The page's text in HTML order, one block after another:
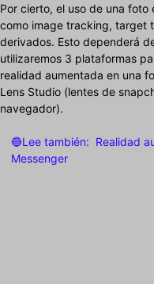
Por cierto, el uso de una
como image tracking, target
derivados. Esto dependerá
utilizaremos 3 plataformas
realidad aumentada en una
Lens Studio (lentes de
navegador).
🔵Lee también: Realidad
Messenger